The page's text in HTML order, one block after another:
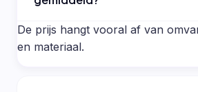
De prijs hangt vooral af van
en materiaal.